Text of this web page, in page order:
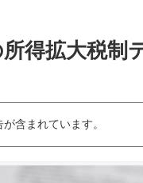
得拡大税制
含まれています。